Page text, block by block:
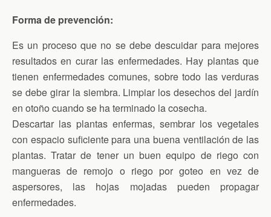
Forma de prevención:
Es un proceso que no se debe descuidar para mejores
resultados en curar las enfermedades. Hay plantas que
tienen enfermedades comunes, sobre todo las verduras
se debe girar la siembra. Limpiar los desechos del jardín
en otoño cuando se ha terminado la cosecha.
Descartar las plantas enfermas, sembrar los vegetales
con espacio suficiente para una buena ventilación de las
plantas. Tratar de tener un buen equipo de riego con
mangueras de remojo o riego por goteo en vez de
aspersores, las hojas mojadas pueden propagar
enfermedades.